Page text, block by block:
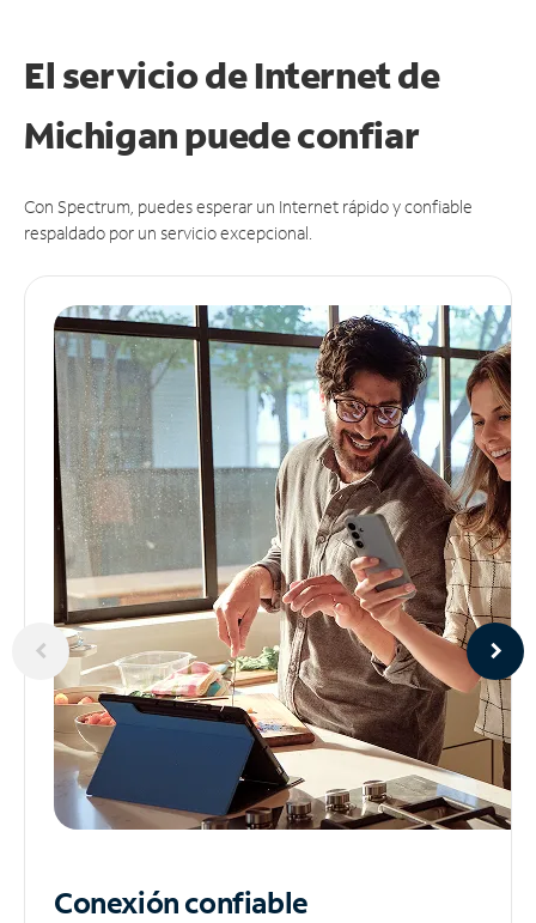
El servicio de Internet de
Michigan puedeconfiar
Con Spectrum, puedes esperar un Internet rápido y confiable
respaldado por un servicio excepcional.
Conexión confiable